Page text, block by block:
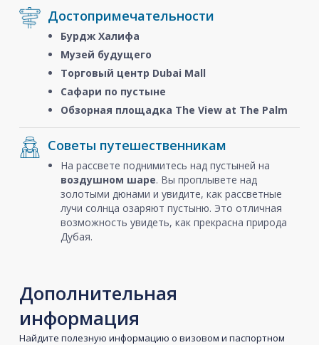
Достопримечательности
Бурдж Халифа
Музей будущего
Торговый центр Dubai Mall
Сафари по пустыне
Обзорная площадка The View at The Palm
Советы путешественникам
На рассвете поднимитесь над пустыней на
воздушном шаре. Вы проплывете над
золотыми дюнами и увидите, как рассветные
лучи солнца озаряют пустыню. Это отличная
возможность увидеть, как прекрасна природа
Дубая.
Дополнительная
информация
Найдите полезную информацию о визовом и паспортном